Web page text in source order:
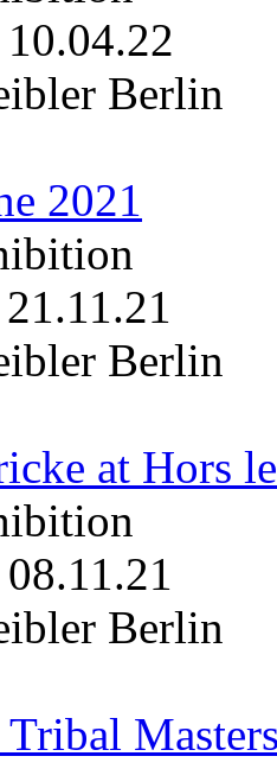
10.04.22
Berlin
2021
21.11.21
Berlin
at Hors
08.11.21
Berlin